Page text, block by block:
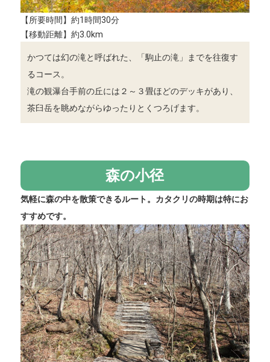
【所要時間】約1時間30分
【移動距離】約3.0km
かつては幻の滝と呼ばれた、「駒止の滝」までを往復す
るコース。
滝の観瀑台手前の丘には２～３畳ほどのデッキがあり、
茶臼岳を眺めながらゆったりとくつろげます。
森の小径
気軽に森の中を散策できるルート。カタクリの時期は特にお
すすめです。